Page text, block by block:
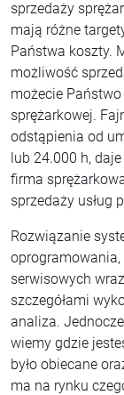
sprzedaży
mają różne
Państwa koszty.
możliwość
możecie
sprężarkowej.
odstąpienia od
lub 24.000 h,
firma
sprzedaży usług
Rozwiązanie
serwisowych
szczegółami
analiza.
wiemy gdzie
było obiecane
ma na rynku